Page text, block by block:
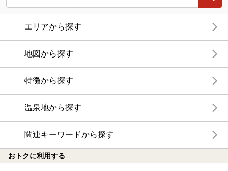
エリアから探す
地図から探す
特徴から探す
温泉地から探す
関連キーワードから探す
おトクに利用する